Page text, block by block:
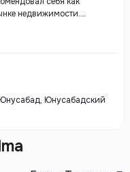
недвижимости.
жилья и
но и энергоэффективные
качества, что
клиентов.
Юнусабадский